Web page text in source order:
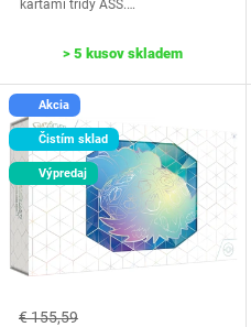
kartami třídy ASS.…
> 5 kusov skladem
Akcia
Čistím sklad
Výpredaj
€ 155,59